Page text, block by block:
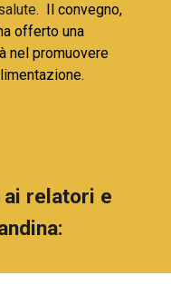
Il convegno,
offerto una
nel promuovere
ai relatori e
: